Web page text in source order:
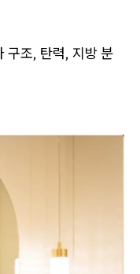
구조, 탄력, 지방 분